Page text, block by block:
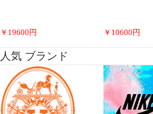
￥ 19600 円 ￥ 10600 円
人気 ブランド